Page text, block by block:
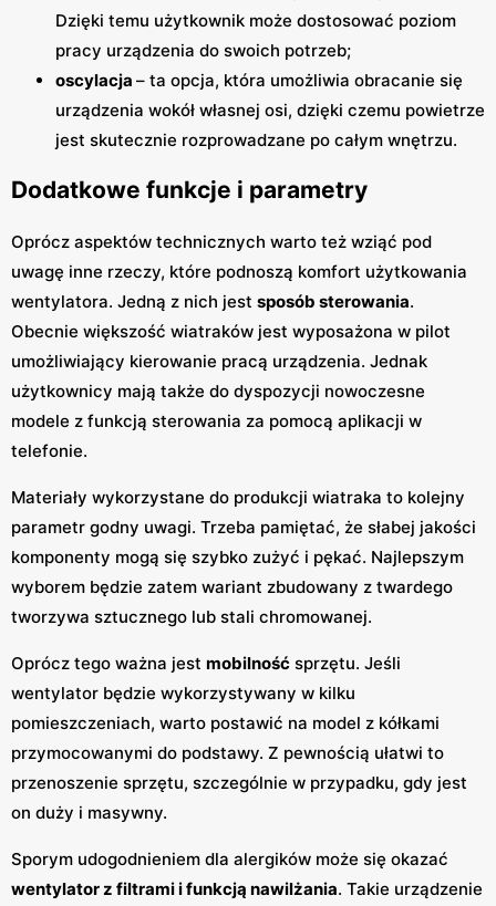
Dzięki temu użytkownik może dostosować poziom
pracy urządzenia do swoich potrzeb;
oscylacja – ta opcja, która umożliwia obracanie się
urządzenia wokół własnej osi, dzięki czemu powietrze
jest skutecznie rozprowadzane po całym wnętrzu.
Dodatkowe funkcje i parametry
Oprócz aspektów technicznych warto też wziąć pod
uwagę inne rzeczy, które podnoszą komfort użytkowania
wentylatora. Jedną z nich jest sposób sterowania.
Obecnie większość wiatraków jest wyposażona w pilot
umożliwiający kierowanie pracą urządzenia. Jednak
użytkownicy mają także do dyspozycji nowoczesne
modele z funkcją sterowania za pomocą aplikacji w
telefonie.
Materiały wykorzystane do produkcji wiatraka to kolejny
parametr godny uwagi. Trzeba pamiętać, że słabej jakości
komponenty mogą się szybko zużyć i pękać. Najlepszym
wyborem będzie zatem wariant zbudowany z twardego
tworzywa sztucznego lub stali chromowanej.
Oprócz tego ważna jest mobilność sprzętu. Jeśli
wentylator będzie wykorzystywany w kilku
pomieszczeniach, warto postawić na model z kółkami
przymocowanymi do podstawy. Z pewnością ułatwi to
przenoszenie sprzętu, szczególnie w przypadku, gdy jest
on duży i masywny.
Sporym udogodnieniem dla alergików może się okazać
wentylator z filtrami i funkcją nawilżania. Takie urządzenie